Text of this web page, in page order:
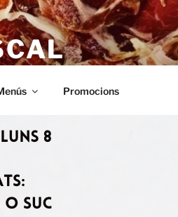
Promocions